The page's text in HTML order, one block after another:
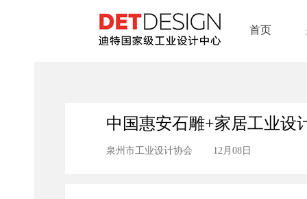
首页
中国惠安石雕+家居工业设
泉州市工业设计协会 12月08日